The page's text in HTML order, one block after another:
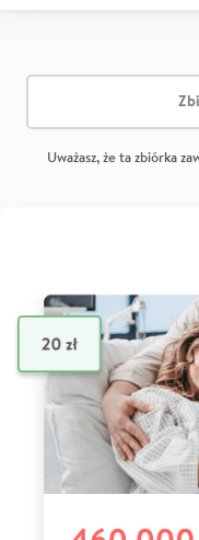
Uważasz, że ta zbiórka